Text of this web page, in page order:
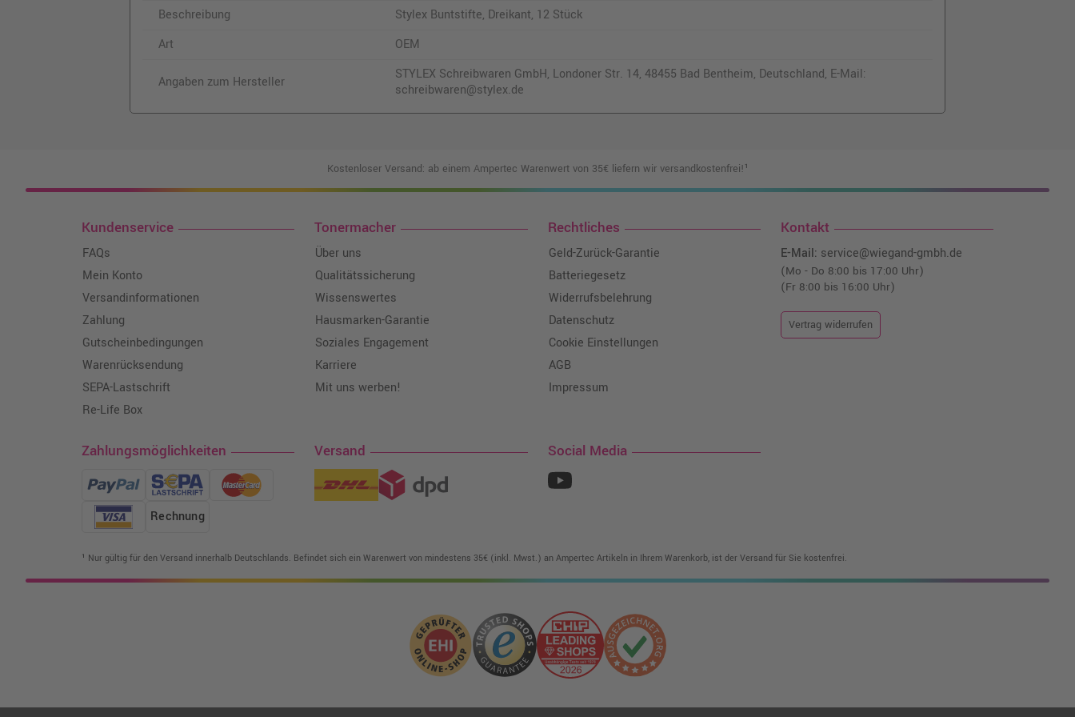
Beschreibung
Stylex Buntstifte, Dreikant, 12 Stück
Art
OEM
Angaben zum Hersteller
STYLEX Schreibwaren GmbH, Londoner Str. 14, 48455 Bad Bentheim, Deutschland, E-Mail:
schreibwaren@stylex.de
Kostenloser Versand: ab einem Ampertec Warenwert von 35€ liefern wir versandkostenfrei!¹
Kundenservice
FAQs
Mein Konto
Versandinformationen
Zahlung
Gutscheinbedingungen
Warenrücksendung
SEPA-Lastschrift
Re-Life Box
Tonermacher
Über uns
Qualitätssicherung
Wissenswertes
Hausmarken-Garantie
Soziales Engagement
Karriere
Mit uns werben!
Rechtliches
Geld-Zurück-Garantie
Batteriegesetz
Widerrufsbelehrung
Datenschutz
Cookie Einstellungen
AGB
Impressum
Kontakt
E-Mail: service@wiegand-gmbh.de
(Mo - Do 8:00 bis 17:00 Uhr)
(Fr 8:00 bis 16:00 Uhr)
Vertrag widerrufen
Zahlungsmöglichkeiten
Rechnung
Versand Social Media
¹ Nur gültig für den Versand innerhalb Deutschlands. Befindet sich ein Warenwert von mindestens 35€ (inkl. Mwst.) an Ampertec Artikeln in Ihrem Warenkorb, ist der Versand für Sie kostenfrei.